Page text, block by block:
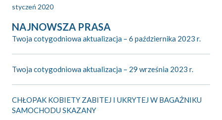
styczeń 2020
NAJNOWSZA PRASA
Twoja cotygodniowa aktualizacja – 6 października 2023 r.
Twoja cotygodniowa aktualizacja – 29 września 2023 r.
CHŁOPAK KOBIETY ZABITEJ I UKRYTEJ W BAGAŻNIKU
SAMOCHODU SKAZANY